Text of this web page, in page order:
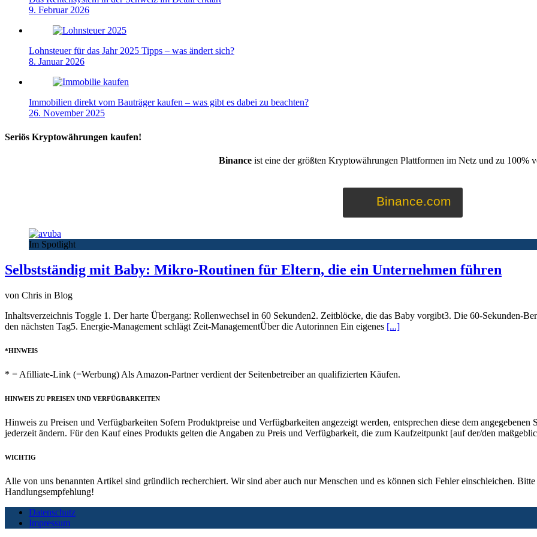
9. Februar 2026
Lohnsteuer für das Jahr 2025 Tipps – was ändert sich?
8. Januar 2026
Immobilien direkt vom Bauträger kaufen – was gibt es dabei zu beachten?
26. November 2025
Seriös Kryptowährungen kaufen!
Binanceist eine der größten Kryptowährungen Plattformen im Netz und zu 100%
Binance.com
Im Spotlight
Selbstständig mit Baby: Mikro-Routinen für Eltern, die ein Unternehmen führen
von Chris in Blog
Inhaltsverzeichnis Toggle 1. Der harte Übergang: Rollenwechsel in 60 Sekunden2. Zeitblöcke, die das Baby vorgibt3. Die 60-Sekunden-
den nächsten Tag5. Energie-Management schlägt Zeit-ManagementÜber die Autorinnen Ein eigenes [...]
*HINWEIS
* = Afilliate-Link (=Werbung) Als Amazon-Partner verdient der Seitenbetreiber an qualifizierten Käufen.
HINWEIS ZU PREISEN UND VERFÜGBARKEITEN
Hinweis zu Preisen und Verfügbarkeiten Sofern Produktpreise und Verfügbarkeiten angezeigt werden, entsprechen diese dem
jederzeit ändern. Für den Kauf eines Produkts gelten die Angaben zu Preis und Verfügbarkeit, die zum Kaufzeitpunkt [auf der/den
WICHTIG
Alle von uns benannten Artikel sind gründlich recherchiert. Wir sind aber auch nur Menschen und es können sich Fehler einschleichen.
Handlungsempfehlung!
Datenschutz
Impressum